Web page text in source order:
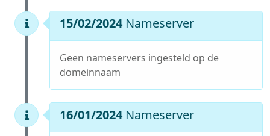
15/02/2024 Nameserver
Geen nameservers ingesteld op de
domeinnaam
16/01/2024 Nameserver